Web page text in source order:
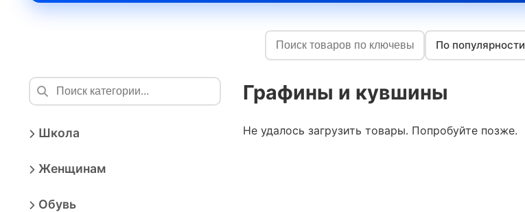
По популярности
Школа
Женщинам
Обувь
Графины и кувшины
Не удалось загрузить товары. Попробуйте позже.